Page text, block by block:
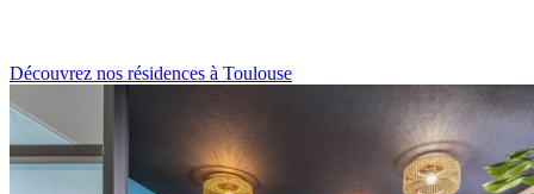
Découvrez nos résidences à Toulouse